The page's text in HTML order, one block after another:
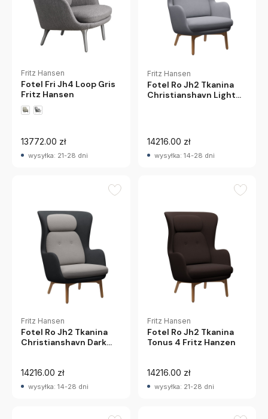
Fritz Hansen
Fotel Fri Jh4 Loop Gris
Fritz Hansen
13772.00 zł
wysyłka: 21-28 dni
Fritz Hansen
Fotel Ro Jh2 Tkanina
Christianshavn Light
14216.00 zł
wysyłka: 14-28 dni
Fritz Hansen
Fotel Ro Jh2 Tkanina
Christianshavn Dark
14216.00 zł
wysyłka: 14-28 dni
Fritz Hansen
Fotel Ro Jh2 Tkanina
Tonus 4 Fritz Hanzen
14216.00 zł
wysyłka: 21-28 dni